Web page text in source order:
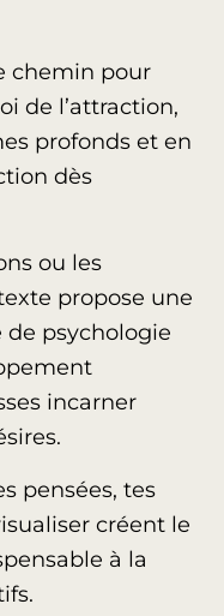
chemin pour
de l’attraction,
profonds et en
dès
ou les
propose une
de psychologie
incarner
pensées, tes
créent le
à la